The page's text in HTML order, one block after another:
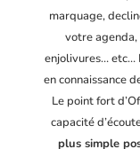
marquage,
votre
enjolivures… etc…
en connaissance
Le point fort
capacité
plus simple